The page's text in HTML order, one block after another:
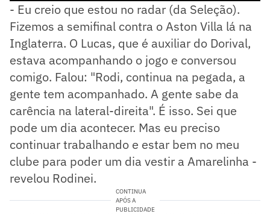
- Eu creio que estou no radar (da Seleção).
Fizemos a semifinal contra o Aston Villa lá na
Inglaterra. O Lucas, que é auxiliar do Dorival,
estava acompanhando o jogo e conversou
comigo. Falou: "Rodi, continua na pegada, a
gente tem acompanhado. A gente sabe da
carência na lateral-direita". É isso. Sei que
pode um dia acontecer. Mas eu preciso
continuar trabalhando e estar bem no meu
clube para poder um dia vestir a Amarelinha -
revelou Rodinei.
CONTINUA
APÓS A
PUBLICIDADE